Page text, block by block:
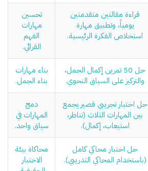
قراءة مقالتين متقدمتين
يومياً، وتطبيق مهارة
استخلاص الفكرة الرئيسية.
تحسين
مهارات
الفهم
القرائي.
حل 50 تمرين إكمال الجمل،
والتركيز على السياق النحوي.
بناء مهارات
بناء الجمل.
حل اختبار تجريبي قصير يجمع
بين المهارات الثلاث (تناظر،
استيعاب، إكمال).
دمج
المهارات في
سياق واحد.
حل اختبار محاكي كامل
(باستخدام المحاكي التدريبي).
محاكاة بيئة
الاختبار